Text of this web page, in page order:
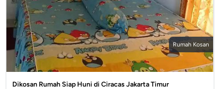
Rumah Kosan
Dikosan Rumah Siap Huni di Ciracas Jakarta Timur